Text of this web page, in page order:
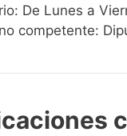
De Lunes a
competente: